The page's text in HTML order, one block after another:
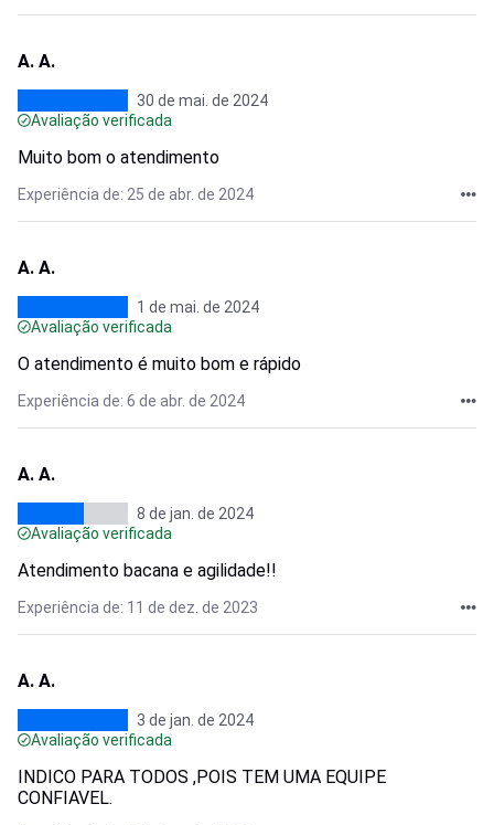
A. A.
30 de mai. de 2024
Avaliação verificada
Muito bom o atendimento
Experiência de: 25 de abr. de 2024
A. A.
1 de mai. de 2024
Avaliação verificada
O atendimento é muito bom e rápido
Experiência de: 6 de abr. de 2024
A. A.
8 de jan. de 2024
Avaliação verificada
Atendimento bacana e agilidade!!
Experiência de: 11 de dez. de 2023
A. A.
3 de jan. de 2024
Avaliação verificada
INDICO PARA TODOS ,POIS TEM UMA EQUIPE
CONFIAVEL.